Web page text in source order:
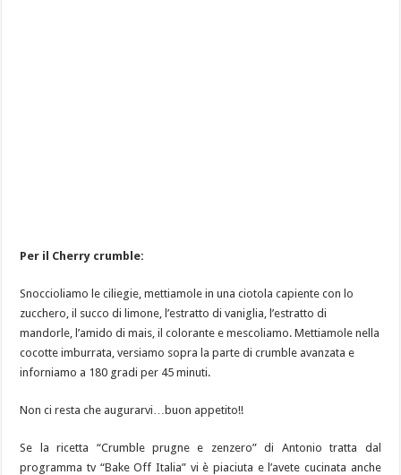
Per il Cherry crumble:
Snoccioliamo le ciliegie, mettiamole in una ciotola capiente con lo
zucchero, il succo di limone, l’estratto di vaniglia, l’estratto di
mandorle, l’amido di mais, il colorante e mescoliamo. Mettiamole nella
cocotte imburrata, versiamo sopra la parte di crumble avanzata e
inforniamo a 180 gradi per 45 minuti.
Non ci resta che augurarvi…buon appetito!!
Se la ricetta “Crumble prugne e zenzero” di Antonio tratta dal
programma tv “Bake Off Italia” vi è piaciuta e l’avete cucinata anche